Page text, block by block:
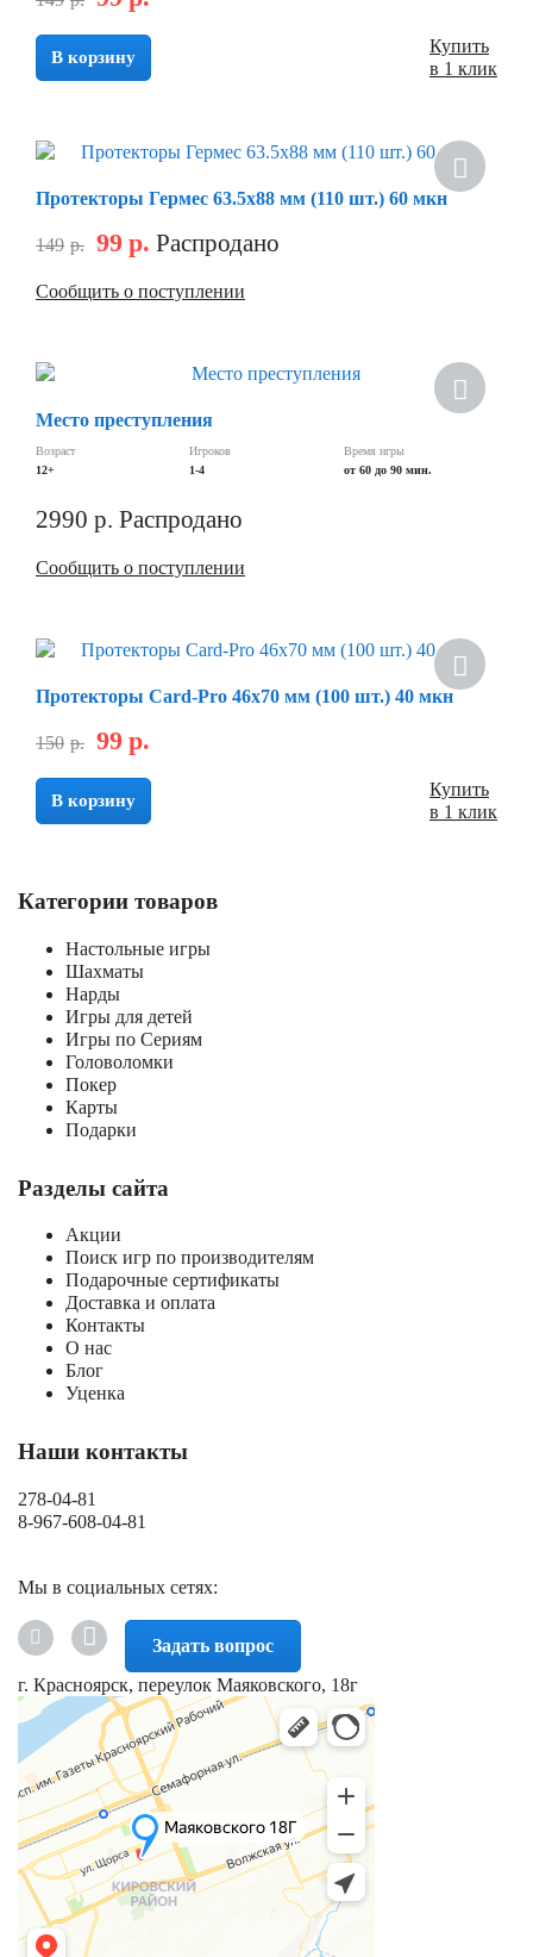
В корзину
Купить
в 1 клик
Протекторы Гермес 63.5х88 мм (110 шт.) 60 мкн
149 р. 99 р. Распродано
Сообщить о поступлении
Место преступления
Возраст
12+
Игроков
1-4
Время игры
от 60 до 90 мин.
2990 р. Распродано
Сообщить о поступлении
Протекторы Card-Pro 46x70 мм (100 шт.) 40 мкн
150 р. 99 р.
В корзину
Купить
в 1 клик
Категории товаров
Настольные игры
Шахматы
Нарды
Игры для детей
Игры по Сериям
Головоломки
Покер
Карты
Подарки
Разделы сайта
Акции
Поиск игр по производителям
Подарочные сертификаты
Доставка и оплата
Контакты
О нас
Блог
Уценка
Наши контакты
278-04-81
8-967-608-04-81
Мы в социальных сетях:
Задать вопрос
г. Красноярск, переулок Маяковского, 18г